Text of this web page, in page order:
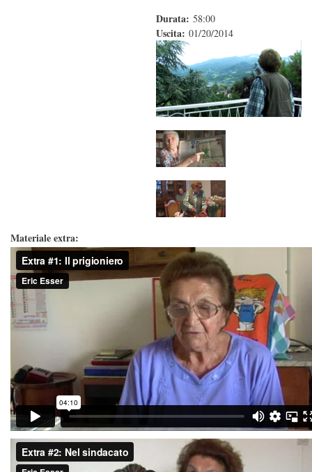
Durata: 58:00
Uscita: 01/20/2014
Materiale extra: